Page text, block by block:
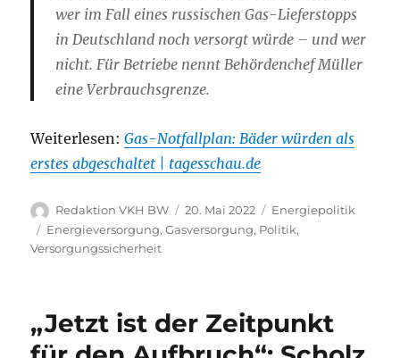
wer im Fall eines russischen Gas-Lieferstopps
in Deutschland noch versorgt würde – und wer
nicht. Für Betriebe nennt Behördenchef Müller
eine Verbrauchsgrenze.
Weiterlesen:Gas-Notfallplan: Bäder würden als
erstes abgeschaltet | tagesschau.de
Autor
Redaktion VKH BW
Veröffentlicht
am
20. Mai 2022 Kategorien
Energiepolitik
Schlagwörter
Energieversorgung,Gasversorgung, Politik,
Versorgungssicherheit
„Jetzt ist der Zeitpunkt